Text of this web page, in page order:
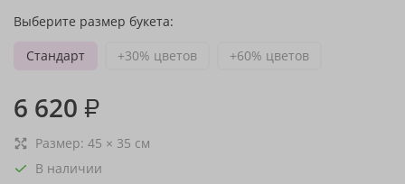
Выберите размер букета:
Стандарт
+30% цветов +60% цветов
6 620 ₽
Размер: 45 × 35 см
В наличии